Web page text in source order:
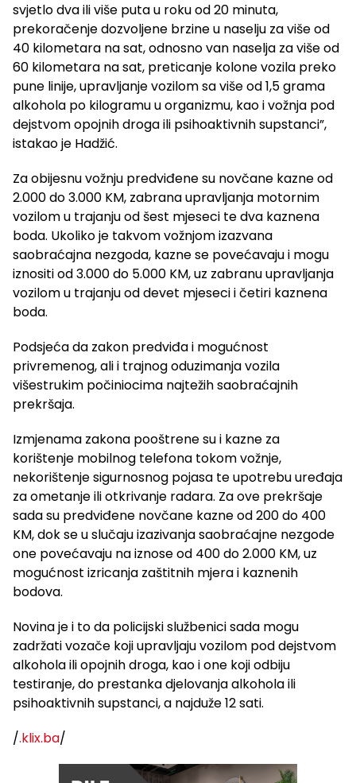
svjetlo dva ili više puta u roku od 20 minuta,
prekoračenje dozvoljene brzine u naselju za više od
40 kilometara na sat, odnosno van naselja za više od
60 kilometara na sat, preticanje kolone vozila preko
pune linije, upravljanje vozilom sa više od 1,5 grama
alkohola po kilogramu u organizmu, kao i vožnja pod
dejstvom opojnih droga ili psihoaktivnih supstanci”,
istakao je Hadžić.
Za obijesnu vožnju predviđene su novčane kazne od
2.000 do 3.000 KM, zabrana upravljanja motornim
vozilom u trajanju od šest mjeseci te dva kaznena
boda. Ukoliko je takvom vožnjom izazvana
saobraćajna nezgoda, kazne se povećavaju i mogu
iznositi od 3.000 do 5.000 KM, uz zabranu upravljanja
vozilom u trajanju od devet mjeseci i četiri kaznena
boda.
Podsjeća da zakon predviđa i mogućnost
privremenog, ali i trajnog oduzimanja vozila
višestrukim počiniocima najtežih saobraćajnih
prekršaja.
Izmjenama zakona pooštrene su i kazne za
korištenje mobilnog telefona tokom vožnje,
nekorištenje sigurnosnog pojasa te upotrebu uređaja
za ometanje ili otkrivanje radara. Za ove prekršaje
sada su predviđene novčane kazne od 200 do 400
KM, dok se u slučaju izazivanja saobraćajne nezgode
one povećavaju na iznose od 400 do 2.000 KM, uz
mogućnost izricanja zaštitnih mjera i kaznenih
bodova.
Novina je i to da policijski službenici sada mogu
zadržati vozače koji upravljaju vozilom pod dejstvom
alkohola ili opojnih droga, kao i one koji odbiju
testiranje, do prestanka djelovanja alkohola ili
psihoaktivnih supstanci, a najduže 12 sati.
/.klix.ba/